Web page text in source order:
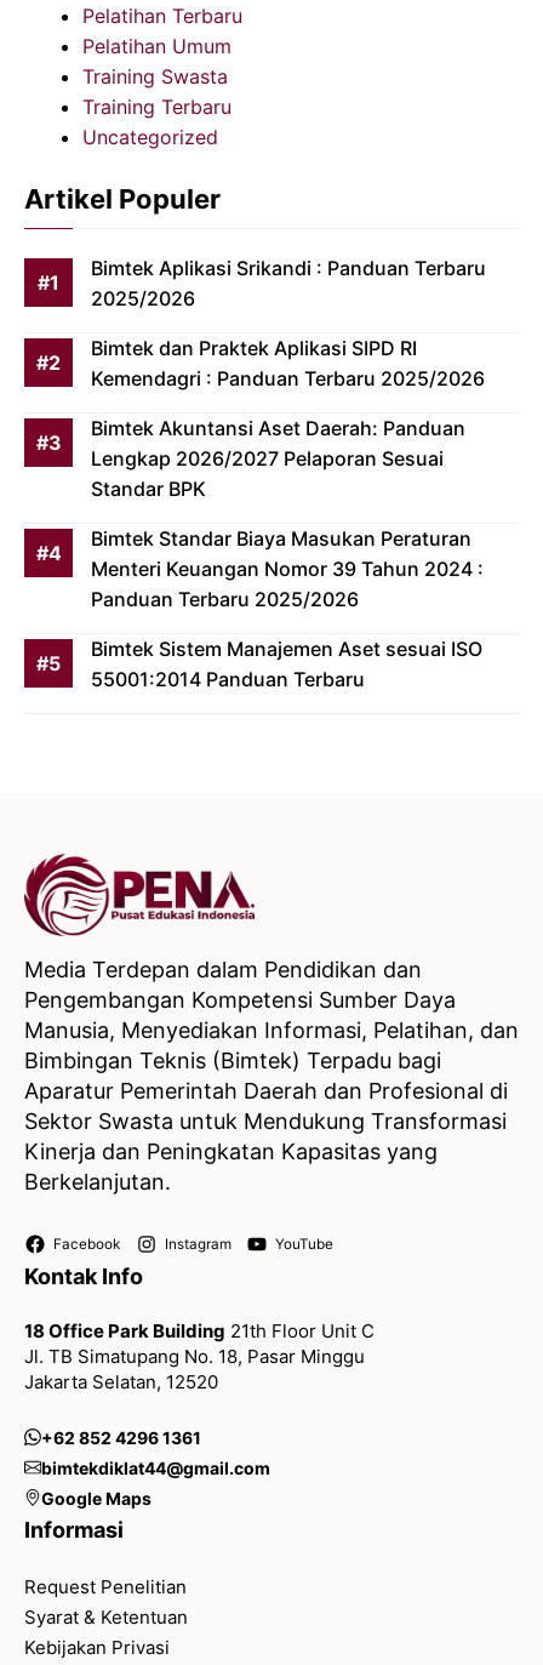
Pelatihan Terbaru
Pelatihan Umum
Training Swasta
Training Terbaru
Uncategorized
Artikel Populer
Bimtek Aplikasi Srikandi : Panduan Terbaru
2025/2026
Bimtek dan Praktek Aplikasi SIPD RI
Kemendagri : Panduan Terbaru 2025/2026
Bimtek Akuntansi Aset Daerah: Panduan
Lengkap 2026/2027 Pelaporan Sesuai
Standar BPK
Bimtek Standar Biaya Masukan Peraturan
Menteri Keuangan Nomor 39 Tahun 2024 :
Panduan Terbaru 2025/2026
Bimtek Sistem Manajemen Aset sesuai ISO
55001:2014 Panduan Terbaru
Media Terdepan dalam Pendidikan dan
Pengembangan Kompetensi Sumber Daya
Manusia, Menyediakan Informasi, Pelatihan, dan
Bimbingan Teknis (Bimtek) Terpadu bagi
Aparatur Pemerintah Daerah dan Profesional di
Sektor Swasta untuk Mendukung Transformasi
Kinerja dan Peningkatan Kapasitas yang
Berkelanjutan.
Facebook Instagram YouTube
Kontak Info
18 Office Park Building 21th Floor Unit C
Jl. TB Simatupang No. 18, Pasar Minggu
Jakarta Selatan, 12520
+62 852 4296 1361
bimtekdiklat44@gmail.com
Google Maps
Informasi
Request Penelitian
Syarat & Ketentuan
Kebijakan Privasi